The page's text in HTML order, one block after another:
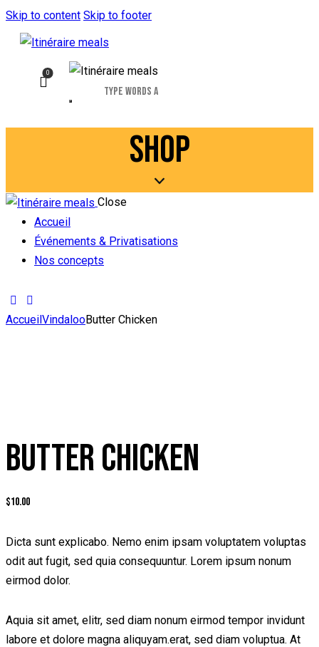
Skip to content Skip to footer
0
SHOP
Close
Accueil
Événements & Privatisations
Nos concepts
AccueilVindalooButter Chicken
BUTTER CHICKEN
$10.00
Dicta sunt explicabo. Nemo enim ipsam voluptatem voluptas
odit aut fugit, sed quia consequuntur. Lorem ipsum nonum
eirmod dolor.
Aquia sit amet, elitr, sed diam nonum eirmod tempor invidunt
labore et dolore magna aliquyam.erat, sed diam voluptua. At